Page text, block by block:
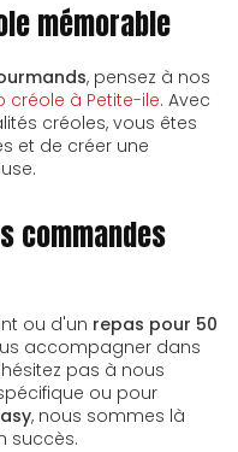
mémorable
, pensez à nos
créole à Petite-ile. Avec
créoles, vous êtes
et de créer une
commandes
ou d'un repas pour 50
accompagner dans
pas à nous
ou pour
, nous sommes là
succès.